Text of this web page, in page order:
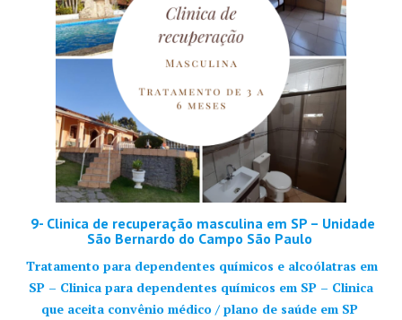
9- Clinica de recuperação masculina em SP – Unidade
São Bernardo do Campo São Paulo
Tratamento para dependentes químicos e alcoólatras em
SP – Clinica para dependentes químicos em SP – Clinica
que aceita convênio médico / plano de saúde em SP